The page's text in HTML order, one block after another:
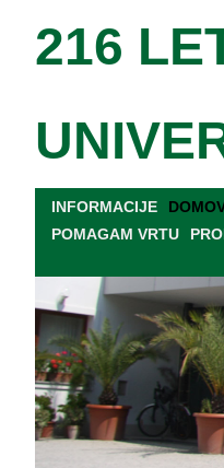
216
INFORMACIJE
POMAGAM VRTU